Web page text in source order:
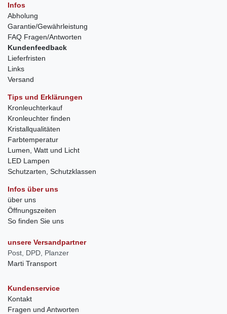
Infos
Abholung
Garantie/Gewährleistung
FAQ Fragen/Antworten
Kundenfeedback
Lieferfristen
Links
Versand
Tips und Erklärungen
Kronleuchterkauf
Kronleuchter finden
Kristallqualitäten
Farbtemperatur
Lumen, Watt und Licht
LED Lampen
Schutzarten, Schutzklassen
Infos über uns
über uns
Öffnungszeiten
So finden Sie uns
unsere Versandpartner
Post, DPD, Planzer
Marti Transport
Kundenservice
Kontakt
Fragen und Antworten